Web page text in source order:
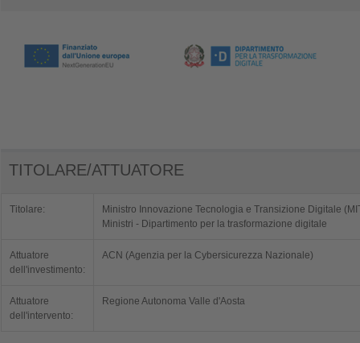
TITOLARE/ATTUATORE
Titolare:
Ministro Innovazione Tecnologia e Transizione Digitale
Ministri - Dipartimento per la trasformazione digitale
Attuatore
dell'investimento:
ACN (Agenzia per la Cybersicurezza Nazionale)
Attuatore
dell'intervento:
Regione Autonoma Valle d'Aosta